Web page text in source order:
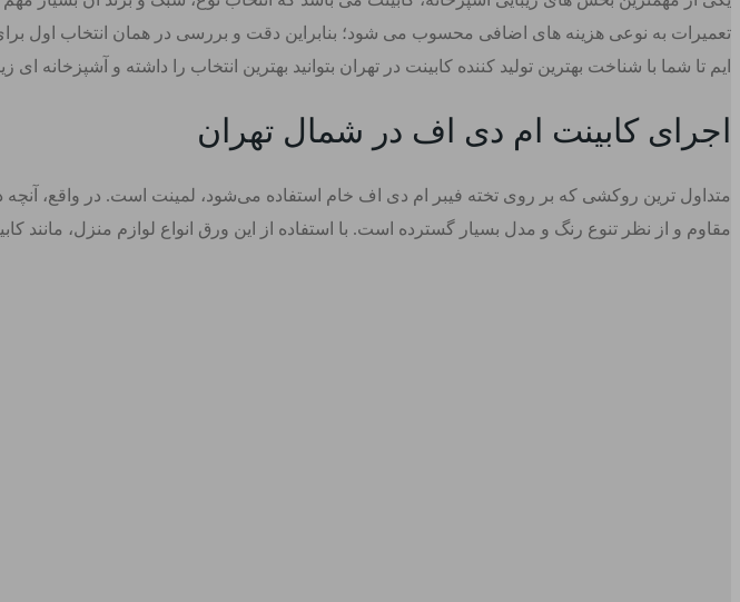
تعمیرات به نوعی هزینه های اضافی محسوب می شود؛ بنابراین دقت و بررسی در همان انتخاب اول
ایم تا شما با شناخت بهترین تولید کننده کابینت در تهران بتوانید بهترین انتخاب را داشته و آشپزخانه ای
اجرای کابینت ام دی اف در شمال تهران
مقاوم و از نظر تنوع رنگ و مدل بسیار گسترده است. با استفاده از این ورق انواع لوازم منزل،